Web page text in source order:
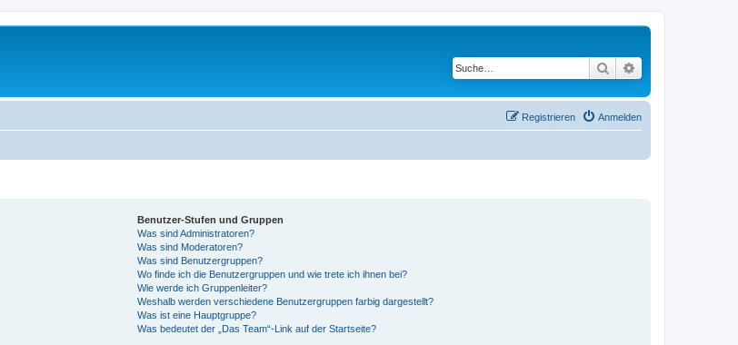
Suche
Anmelden
Registrieren
Benutzer-Stufen und Gruppen
Was sind Administratoren?
Was sind Moderatoren?
Was sind Benutzergruppen?
Wo finde ich die Benutzergruppen und wie trete ich ihnen bei?
Wie werde ich Gruppenleiter?
Weshalb werden verschiedene Benutzergruppen farbig dargestellt?
Was ist eine Hauptgruppe?
Was bedeutet der „Das Team“-Link auf der Startseite?